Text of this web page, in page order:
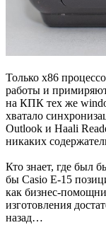
Только x86
работы и
на КПК тех же
хватало
Outlook и Haali
никаких
Кто знает, где был
бы Casio E-15
как бизнес-
изготовления
назад…